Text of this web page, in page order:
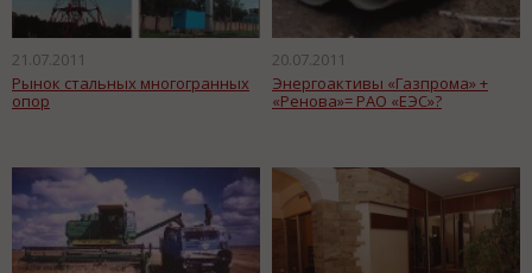
21.07.2011
Рынок стальных многогранных
опор
20.07.2011
Энергоактивы «Газпрома» +
«Ренова»= РАО «ЕЭС»?